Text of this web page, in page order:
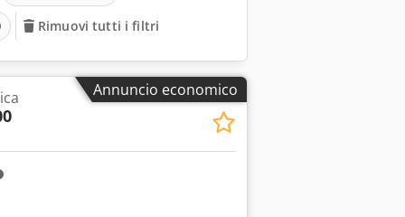
Rimuovi tutti i filtri
Annuncio economico